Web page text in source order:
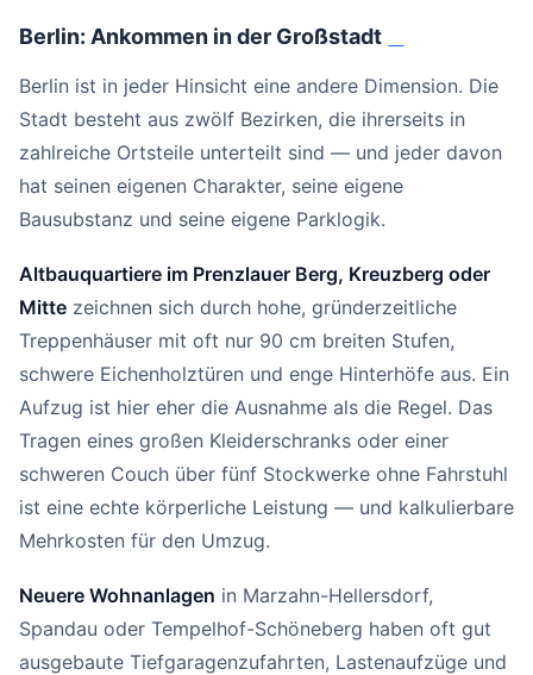
Berlin: Ankommen in der Großstadt
Berlin ist in jeder Hinsicht eine andere Dimension. Die
Stadt besteht aus zwölf Bezirken, die ihrerseits in
zahlreiche Ortsteile unterteilt sind — und jeder davon
hat seinen eigenen Charakter, seine eigene
Bausubstanz und seine eigene Parklogik.
Altbauquartiere im Prenzlauer Berg, Kreuzberg oder
Mitte zeichnen sich durch hohe, gründerzeitliche
Treppenhäuser mit oft nur 90 cm breiten Stufen,
schwere Eichenholztüren und enge Hinterhöfe aus. Ein
Aufzug ist hier eher die Ausnahme als die Regel. Das
Tragen eines großen Kleiderschranks oder einer
schweren Couch über fünf Stockwerke ohne Fahrstuhl
ist eine echte körperliche Leistung — und kalkulierbare
Mehrkosten für den Umzug.
Neuere Wohnanlagen in Marzahn-Hellersdorf,
Spandau oder Tempelhof-Schöneberg haben oft gut
ausgebaute Tiefgaragenzufahrten, Lastenaufzüge und